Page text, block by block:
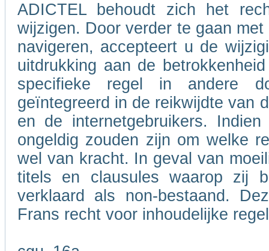
ADICTEL behoudt zich het
wijzigen. Door verder te gaan
navigeren, accepteert u de
uitdrukking aan de
specifieke regel in andere
geïntegreerd in de reikwijdte van
en de internetgebruikers.
ongeldig zouden zijn om welke
wel van kracht. In geval van
titels en clausules waarop zij
verklaard als non-bestaand.
Frans recht voor inhoudelijke